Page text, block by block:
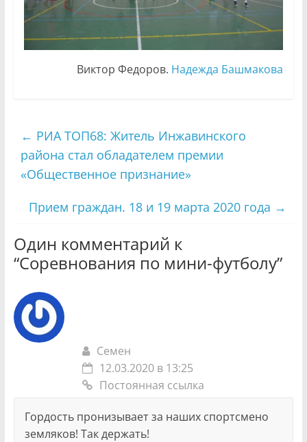
Виктор Федоров. Надежда Башмакова
← РИА ТОП68: Житель Инжавинского
района стал обладателем премии
«Общественное признание»
Прием граждан. 18 и 19 марта 2020 года →
Один комментарий к
“Соревнования по мини-футболу”
Семен
12.03.2020 в 13:25
Постоянная ссылка
Гордость пронизывает за наших спортсмено
земляков! Так держать!